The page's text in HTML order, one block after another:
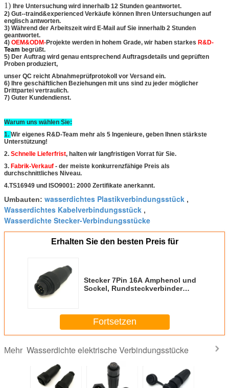
1) Ihre Untersuchung wird innerhalb 12 Stunden geantwortet.
2) Gut--traind&experienced Verkäufe können Ihren Untersuchungen auf
englisch antworten.
3) Während der Arbeitszeit wird E-Mail auf Sie innerhalb 2 Stunden
geantwortet.
4) OEM&ODM-Projekte werden in hohem Grade, wir haben starkes R&D-
Team begrüßt.
5) Der Auftrag wird genau entsprechend Auftragsdetails und geprüften
Proben produziert,
unser QC reicht Abnahmeprüfprotokoll vor Versand ein.
6) Ihre geschäftlichen Beziehungen mit uns sind zu jeder möglicher
Drittpartei vertraulich.
7) Guter Kundendienst.
Warum uns wählen Sie:
1. Wir eigenes R&D-Team mehr als 5 Ingenieure, geben Ihnen stärkste
Unterstützung!
2. Schnelle Lieferfrist, halten wir langfristigen Vorrat für Sie.
3. Fabrik-Verkauf - der meiste konkurrenzfähige Preis als
durchschnittliches Niveau.
4.TS16949 und ISO9001: 2000 Zertifikate anerkannt.
Umbauten: wasserdichtes Plastikverbindungsstück ,
Wasserdichtes Kabelverbindungsstück ,
Wasserdichte Stecker-Verbindungsstücke
Erhalten Sie den besten Preis für
Stecker 7Pin 16A Amphenol und
Sockel, Rundsteckverbinder
Fortsetzen
Mehr Wasserdichte elektrische Verbindungsstücke